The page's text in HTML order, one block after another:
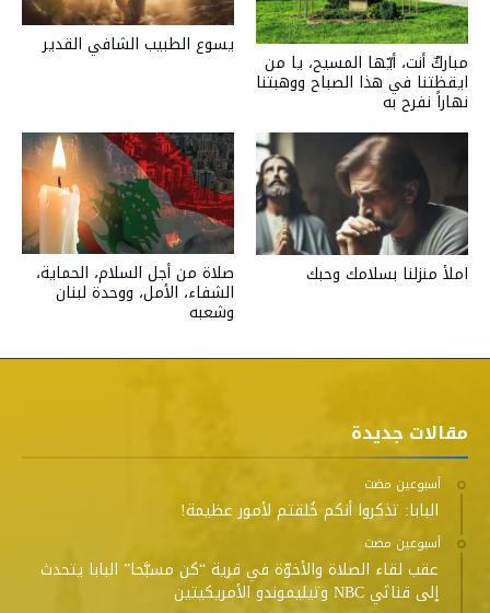
يسوع الطبيب الشافي القدير
مباركٌ أنت، أيّها المسيح، يا من
ايقظتنا في هذا الصباح ووهبتنا
نهاراً نفرح به
صلاة من أجل السلام، الحماية،
الشفاء، الأمل، ووحدة لبنان
وشعبه
املأ منزلنا بسلامك وحبك
مقالات جديدة
‫‫‫‏‫أسبوعين مضت‬
البابا: تذكروا أنكم خُلقتم لأمور عظيمة!
‫‫‫‏‫أسبوعين مضت‬
عقب لقاء الصلاة والأخوّة في قرية “كن مسبَّحا” البابا يتحدث
إلى قناتَي NBC وتيليموندو الأمريكيتين